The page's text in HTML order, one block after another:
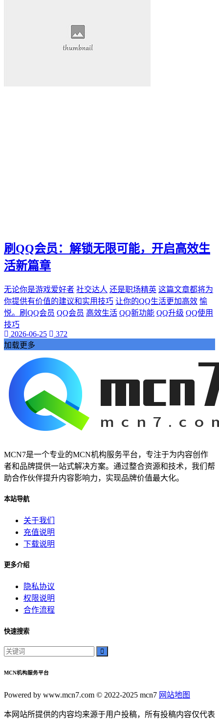
实际购买
热门短视频
电子邮件营销
推广工具
抖音热度爆发
揭示其背后的巨大潜力。
还为我们的学习和工作提供了前所未有的便利。本文将带您深
入探索视频网页的魅力
视频网页已经成为我们日常生活中不可或缺的一部分。它不仅
改变了我们的娱乐方式
数字内容part1:在当今的数字化时代
网络娱乐
视频网页
游戏物品
游戏高级资源
游戏代挂服务
提升游戏等级
让您的游戏生活更加轻松愉快。QQ代挂
本文将为您详细介绍QQ等级代挂的好处和选择优质代挂服务
启示感动
神秘美丽
远方故事
桃陌
网络销售
QQ客服
企业增长
生活窍门
时尚美妆
个人展示
创意达人
快手投流
红人成长历程
刷QQ会员：解锁无限可能，开启高效生
活新篇章
无论你是游戏爱好者 社交达人 还是职场精英 这篇文章都将为
你提供有价值的建议和实用技巧 让你的QQ生活更加高效 愉
悦。刷QQ会员 QQ会员 高效生活 QQ新功能 QQ升级 QQ使用
技巧
2026-06-25
372
加载更多
MCN7是一个专业的MCN机构服务平台，专注于为内容创作
者和品牌提供一站式解决方案。通过整合资源和技术，我们帮
助合作伙伴提升内容影响力，实现品牌价值最大化。
本站导航
关于我们
充值说明
下载说明
更多介绍
隐私协议
权限说明
合作流程
快速搜索
MCN机构服务平台
Powered by www.mcn7.com © 2022-2025 mcn7 网站地图
本网站所提供的内容均来源于用户投稿，所有投稿内容仅代表